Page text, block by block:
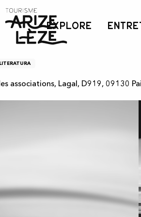
EXPLORE
poésie
poésie
LITERATURA
associations, Lagal, D919, 09130